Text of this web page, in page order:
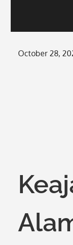
Posted
October 28,